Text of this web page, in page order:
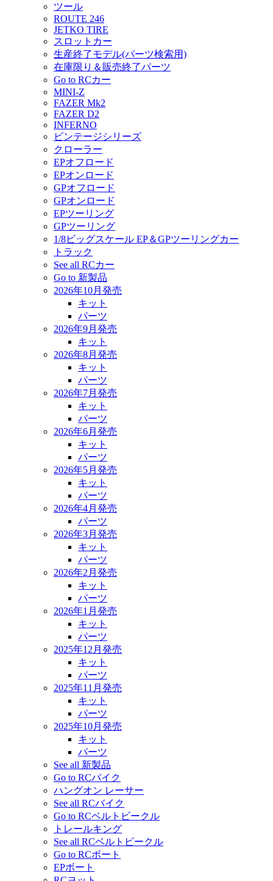
ツール
ROUTE 246
JETKO TIRE
スロットカー
生産終了モデル(パーツ検索用)
在庫限り＆販売終了パーツ
Go to RCカー
MINI-Z
FAZER Mk2
FAZER D2
INFERNO
ビンテージシリーズ
クローラー
EPオフロード
EPオンロード
GPオフロード
GPオンロード
EPツーリング
GPツーリング
1/8ビッグスケール EP＆GPツーリングカー
トラック
See all RCカー
Go to 新製品
2026年10月発売
キット
パーツ
2026年9月発売
キット
2026年8月発売
キット
パーツ
2026年7月発売
キット
パーツ
2026年6月発売
キット
パーツ
2026年5月発売
キット
パーツ
2026年4月発売
パーツ
2026年3月発売
キット
パーツ
2026年2月発売
キット
パーツ
2026年1月発売
キット
パーツ
2025年12月発売
キット
パーツ
2025年11月発売
キット
パーツ
2025年10月発売
キット
パーツ
See all 新製品
Go to RCバイク
ハングオン レーサー
See all RCバイク
Go to RCベルトビークル
トレールキング
See all RCベルトビークル
Go to RCボート
EPボート